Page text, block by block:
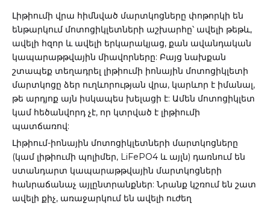
Լիթիումի վրա հիմնված մարտկոցները փոթորկի են
ենթարկում մոտոցիկլետների աշխարհը՝ ավելի թեթև,
ավելի հզոր և ավելի երկարակյաց, քան ավանդական
կապարաթթվային միավորները: Բայց նախքան
շտապեք տեղադրել լիթիումի իոնային մոտոցիկլետի
մարտկոցը ձեր ուղևորության վրա, կարևոր է իմանալ,
թե արդյոք այն իսկապես խելացի է: Ամեն մոտոցիկլետ
կամ հեծանվորդ չէ, որ կտրված է լիթիումի
պատճառով:
Լիթիում-իոնային մոտոցիկլետների մարտկոցները
(կամ լիթիումի պոլիմեր, LiFePO4 և այլն) դառնում են
ստանդարտ կապարաթթվային մարտկոցների
հանրաճանաչ այլընտրանքներ: Նրանք կշռում են շատ
ավելի քիչ, առաջարկում են ավելի ուժեղ